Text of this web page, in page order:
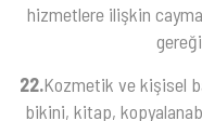
hizmetlere ilişkin cayma
22.Kozmetik ve kişisel
bikini, kitap,